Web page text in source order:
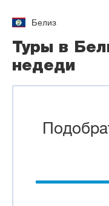
Белиз
Туры в
недеди